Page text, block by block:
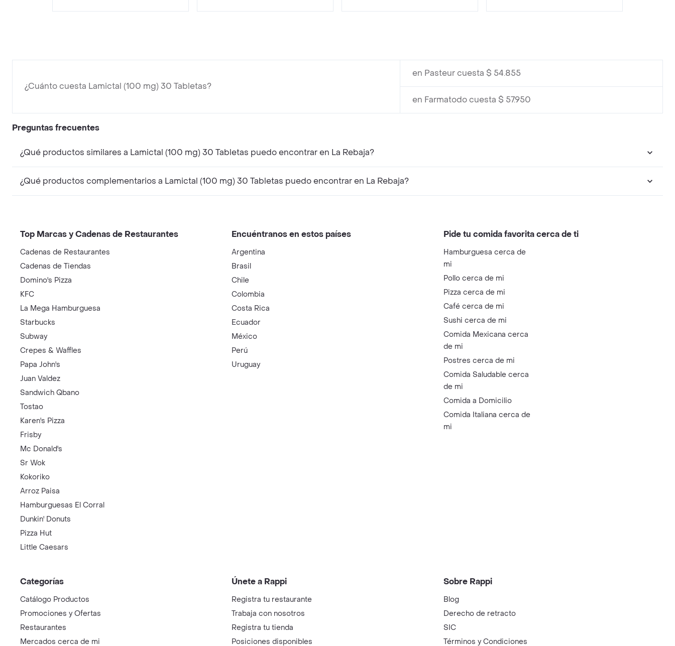
¿Cuánto cuesta Lamictal (100 mg) 30 Tabletas?
en Pasteur cuesta $ 54.855
en Farmatodo cuesta $ 57.950
Preguntas frecuentes
¿Qué productos similares a Lamictal (100 mg) 30 Tabletas puedo encontrar en La Rebaja?
¿Qué productos complementarios a Lamictal (100 mg) 30 Tabletas puedo encontrar en La Rebaja?
Top Marcas y Cadenas de Restaurantes
Cadenas de Restaurantes
Cadenas de Tiendas
Domino's Pizza
KFC
La Mega Hamburguesa
Starbucks
Subway
Crepes & Waffles
Papa John's
Juan Valdez
Sandwich Qbano
Tostao
Karen's Pizza
Frisby
Mc Donald's
Sr Wok
Kokoriko
Arroz Paisa
Hamburguesas El Corral
Dunkin' Donuts
Pizza Hut
Little Caesars
Encuéntranos en estos países
Argentina
Brasil
Chile
Colombia
Costa Rica
Ecuador
México
Perú
Uruguay
Pide tu comida favorita cerca de ti
Hamburguesa cerca de
mi
Pollo cerca de mi
Pizza cerca de mi
Café cerca de mi
Sushi cerca de mi
Comida Mexicana cerca
de mi
Postres cerca de mi
Comida Saludable cerca
de mi
Comida a Domicilio
Comida Italiana cerca de
mi
Categorías
Catálogo Productos
Promociones y Ofertas
Restaurantes
Mercados cerca de mi
Únete a Rappi
Registra tu restaurante
Trabaja con nosotros
Registra tu tienda
Posiciones disponibles
Sobre Rappi
Blog
Derecho de retracto
SIC
Términos y Condiciones